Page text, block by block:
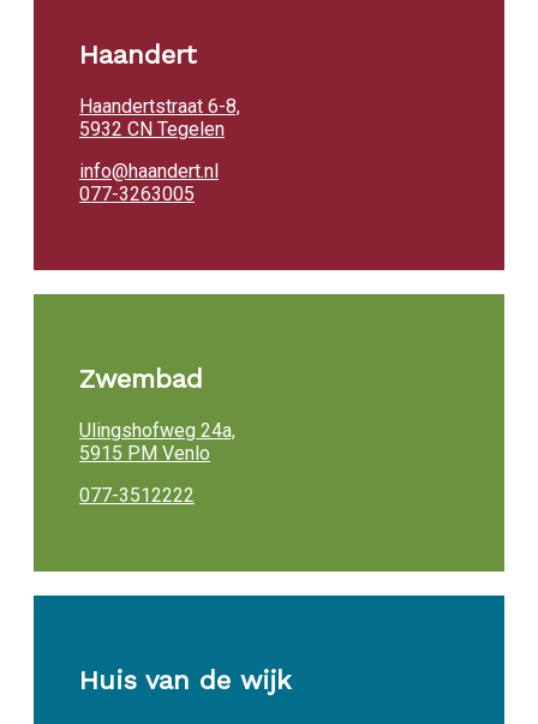
Haandert
Haandertstraat 6-8,
5932 CN Tegelen
info@haandert.nl
077-3263005
Zwembad
Ulingshofweg 24a,
5915 PM Venlo
077-3512222
Huis van de wijk